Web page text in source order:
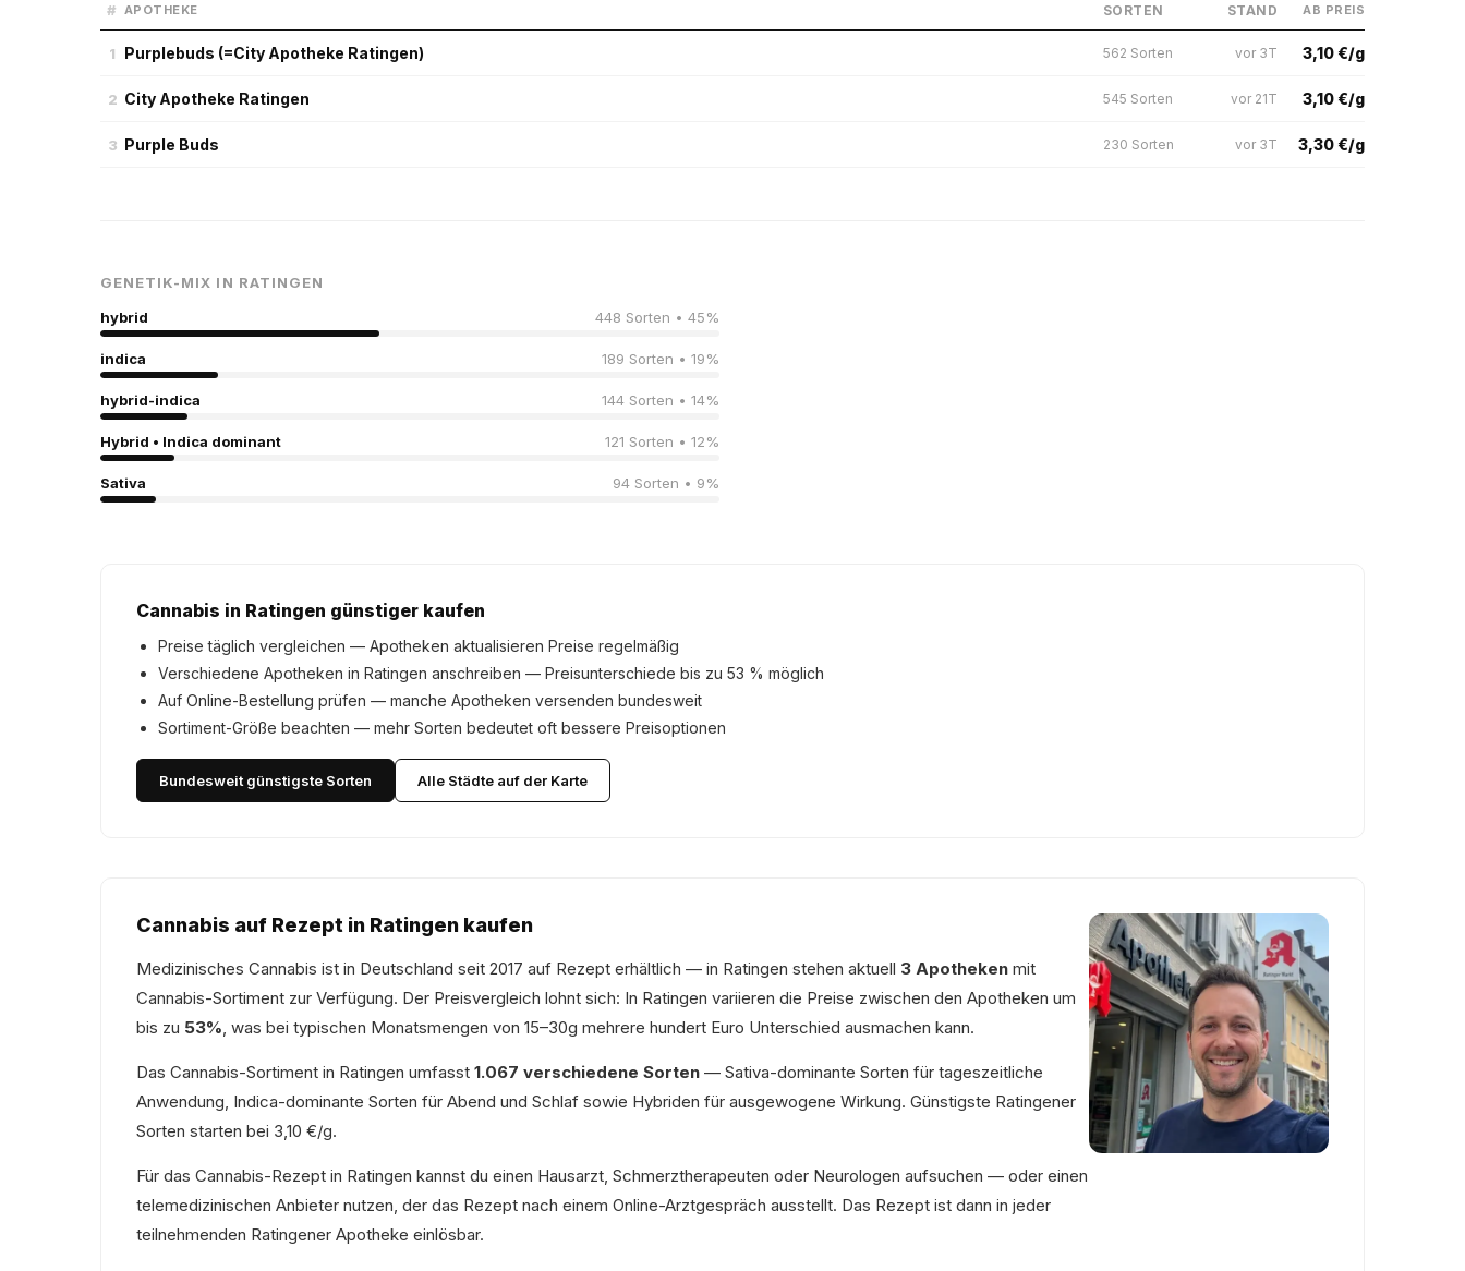
# APOTHEKE SORTEN STAND AB PREIS
1 Purplebuds (=City Apotheke Ratingen) 562 Sorten vor 3T 3,10 €/g
2 City Apotheke Ratingen 545 Sorten vor 21T 3,10 €/g
3 Purple Buds 230 Sorten vor 3T 3,30 €/g
GENETIK-MIX IN RATINGEN
hybrid
448 Sorten • 45%
indica 189 Sorten • 19%
hybrid-indica 144 Sorten • 14%
Hybrid • Indica dominant 121 Sorten • 12%
Sativa 94 Sorten • 9%
Cannabis in Ratingen günstiger kaufen
Preise täglich vergleichen — Apotheken aktualisieren Preise regelmäßig
Verschiedene Apotheken in Ratingen anschreiben — Preisunterschiede bis zu 53 % möglich
Auf Online-Bestellung prüfen — manche Apotheken versenden bundesweit
Sortiment-Größe beachten — mehr Sorten bedeutet oft bessere Preisoptionen
Bundesweit günstigste Sorten Alle Städte auf der Karte
Cannabis auf Rezept in Ratingen kaufen
Medizinisches Cannabis ist in Deutschland seit 2017 auf Rezept erhältlich — in Ratingen stehen aktuell 3 Apotheken mit
Cannabis-Sortiment zur Verfügung. Der Preisvergleich lohnt sich: In Ratingen variieren die Preise zwischen den Apotheken um
bis zu 53%, was bei typischen Monatsmengen von 15–30g mehrere hundert Euro Unterschied ausmachen kann.
Das Cannabis-Sortiment in Ratingen umfasst 1.067 verschiedene Sorten — Sativa-dominante Sorten für tageszeitliche
Anwendung, Indica-dominante Sorten für Abend und Schlaf sowie Hybriden für ausgewogene Wirkung. Günstigste Ratingener
Sorten starten bei 3,10 €/g.
Für das Cannabis-Rezept in Ratingen kannst du einen Hausarzt, Schmerztherapeuten oder Neurologen aufsuchen — oder einen
telemedizinischen Anbieter nutzen, der das Rezept nach einem Online-Arztgespräch ausstellt. Das Rezept ist dann in jeder
teilnehmenden Ratingener Apotheke einlösbar.